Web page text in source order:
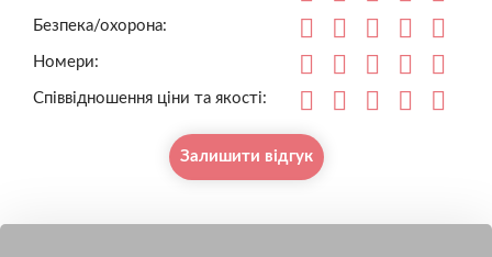
Безпека/охорона:
Номери:
Співвідношення ціни та якості:
Залишити відгук